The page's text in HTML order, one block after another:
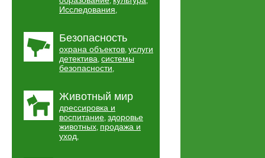
Исследования,
Безопасность
охрана объектов, услуги
детектива, системы
безопасности,
Животный мир
дрессировка и
воспитание, здоровье
животных, продажа и
уход,